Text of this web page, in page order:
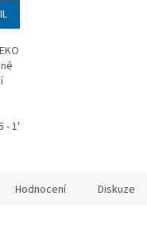
- 1" Rp
Hodnocení Diskuze